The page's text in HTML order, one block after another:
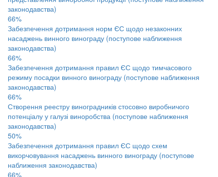
законодавства)
66%
Забезпечення дотримання норм ЄС щодо незаконних
насаджень винного винограду (поступове наближення
законодавства)
66%
Забезпечення дотримання правил ЄС щодо тимчасового
режиму посадки винного винограду (поступове наближення
законодавства)
66%
Створення реестру виноградників стосовно виробничого
потенціалу у галузі виноробства (поступове наближення
законодавства)
50%
Забезпечення дотримання правил ЄС щодо схем
викорчовування насаджень винного винограду (поступове
наближення законодавства)
66%